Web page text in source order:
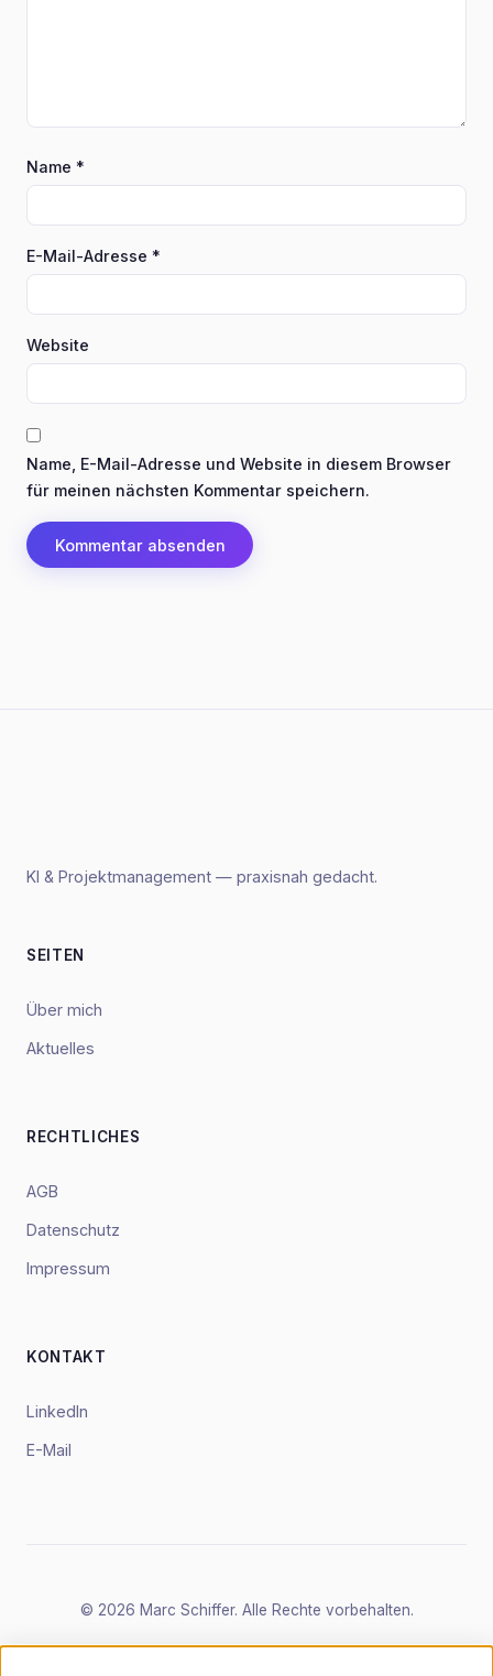
Name *
E-Mail-Adresse *
Website
Name, E-Mail-Adresse und Website in diesem Browser
für meinen nächsten Kommentar speichern.
KI & Projektmanagement — praxisnah gedacht.
SEITEN
Über mich
Aktuelles
RECHTLICHES
AGB
Datenschutz
Impressum
KONTAKT
LinkedIn
E-Mail
© 2026 Marc Schiffer. Alle Rechte vorbehalten.